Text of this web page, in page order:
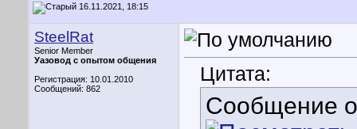
16.11.2021, 18:15
SteelRat
Senior Member
Уазовод с опытом общения
Регистрация: 10.01.2010
Сообщений: 862
Цитата:
Сообщение